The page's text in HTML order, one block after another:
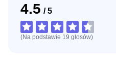
4.5 / 5
(Na podstawie 19 głosów)